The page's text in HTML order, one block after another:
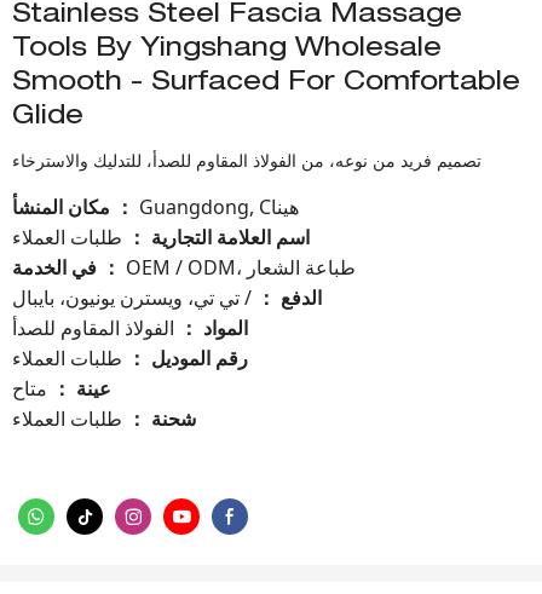
Stainless Steel Fascia Massage
Tools By Yingshang Wholesale
Smooth - Surfaced For Comfortable
Glide
تصميم فريد من نوعه، من الفولاذ المقاوم للصدأ، للتدليك والاسترخاء
：
Guangdong, Cهينا
اسم العلامة التجارية
： طلبات العملاء
：
OEM / ODM، طباعة الشعار
الدفع
： / تي تي، ويسترن يونيون، بايبال
المواد
： الفولاذ المقاوم للصدأ
رقم الموديل ： طلبات العملاء
عينة
： متاح
شحنة
： طلبات العملاء